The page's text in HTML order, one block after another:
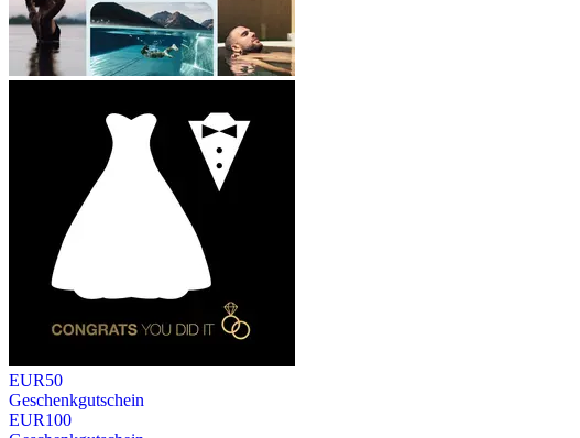
EUR50
Geschenkgutschein
EUR100